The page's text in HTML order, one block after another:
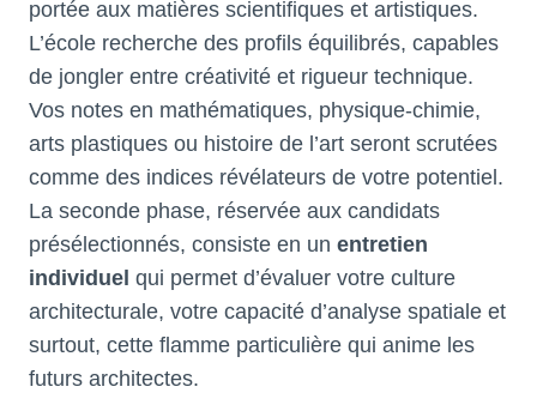
portée aux matières scientifiques et artistiques.
L’école recherche des profils équilibrés, capables
de jongler entre créativité et rigueur technique.
Vos notes en mathématiques, physique-chimie,
arts plastiques ou histoire de l’art seront scrutées
comme des indices révélateurs de votre potentiel.
La seconde phase, réservée aux candidats
présélectionnés, consiste en un entretien
individuel qui permet d’évaluer votre culture
architecturale, votre capacité d’analyse spatiale et
surtout, cette flamme particulière qui anime les
futurs architectes.